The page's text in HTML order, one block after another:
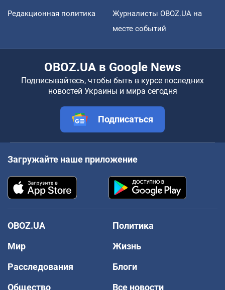
Редакционная политика
Журналисты OBOZ.UA на
месте событий
OBOZ.UA в Google News
Подписывайтесь, чтобы быть в курсе последних
новостей Украины и мира сегодня
Подписаться
Загружайте наше приложение
OBOZ.UA
Политика
Мир
Жизнь
Расследования
Блоги
Общество
Все новости